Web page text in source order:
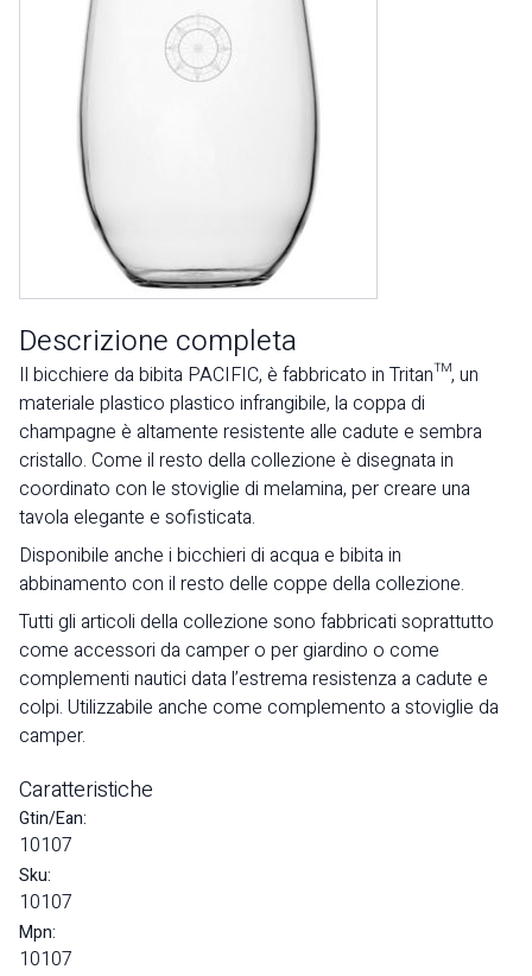
Descrizione completa
Il bicchiere da bibita PACIFIC, è fabbricato in Tritan™, un
materiale plastico plastico infrangibile, la coppa di
champagne è altamente resistente alle cadute e sembra
cristallo. Come il resto della collezione è disegnata in
coordinato con le stoviglie di melamina, per creare una
tavola elegante e sofisticata.
Disponibile anche i bicchieri di acqua e bibita in
abbinamento con il resto delle coppe della collezione.
Tutti gli articoli della collezione sono fabbricati soprattutto
come accessori da camper o per giardino o come
complementi nautici data l’estrema resistenza a cadute e
colpi. Utilizzabile anche come complemento a stoviglie da
camper.
Caratteristiche
Gtin/Ean:
10107
Sku:
10107
Mpn:
10107